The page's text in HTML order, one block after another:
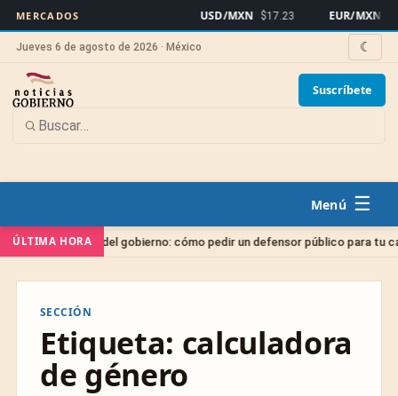
MERCADOS USD/MXN $17.23 EUR/MXN
Jueves 6 de agosto de 2026 · México ☾
Suscríbete
☰
ÚLTIMA HORA
gratis del gobierno: cómo pedir un defensor público para tu caso
SECCIÓN
Etiqueta: calculadora
de género